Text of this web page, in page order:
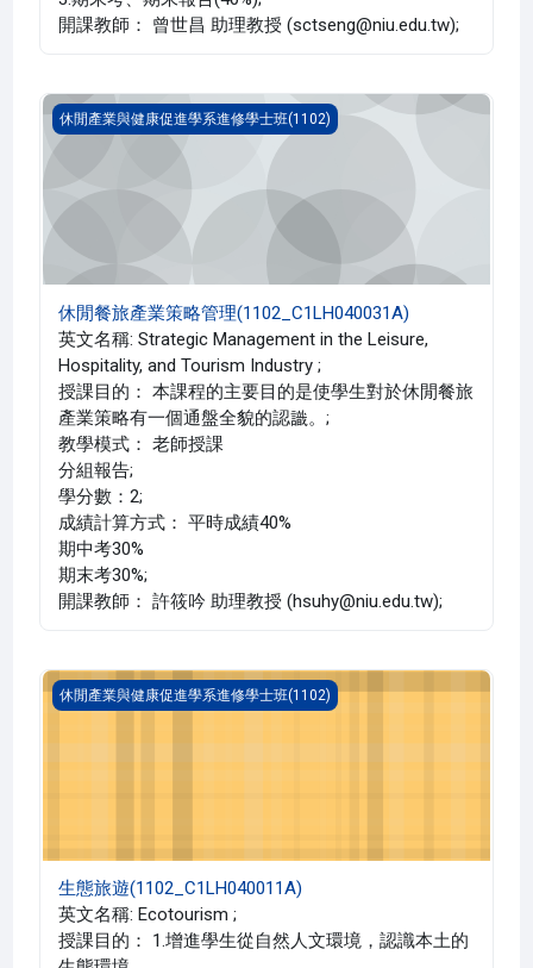
開課教師： 曾世昌 助理教授 (sctseng@niu.edu.tw);
休閒餐旅產業策略管理(1102_C1LH040031A)
休閒產業與健康促進學系進修學士班(1102)
休閒餐旅產業策略管理(1102_C1LH040031A)
英文名稱: Strategic Management in the Leisure,
Hospitality, and Tourism Industry ;
授課目的： 本課程的主要目的是使學生對於休閒餐旅
產業策略有一個通盤全貌的認識。;
教學模式： 老師授課
分組報告;
學分數：2;
成績計算方式： 平時成績40%
期中考30%
期末考30%;
開課教師： 許筱吟 助理教授 (hsuhy@niu.edu.tw);
生態旅遊(1102_C1LH040011A)
休閒產業與健康促進學系進修學士班(1102)
生態旅遊(1102_C1LH040011A)
英文名稱: Ecotourism ;
授課目的： 1.增進學生從自然人文環境，認識本土的